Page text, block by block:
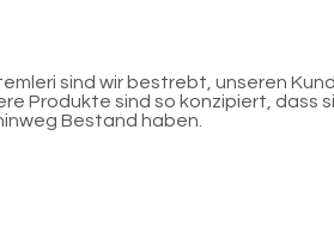
sind wir bestrebt, unseren
Produkte sind so konzipiert, dass
Bestand haben.